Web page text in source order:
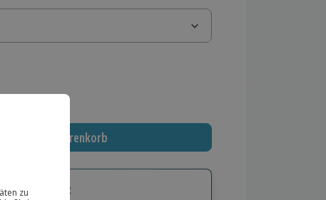
In den Warenkorb
Geschenk: